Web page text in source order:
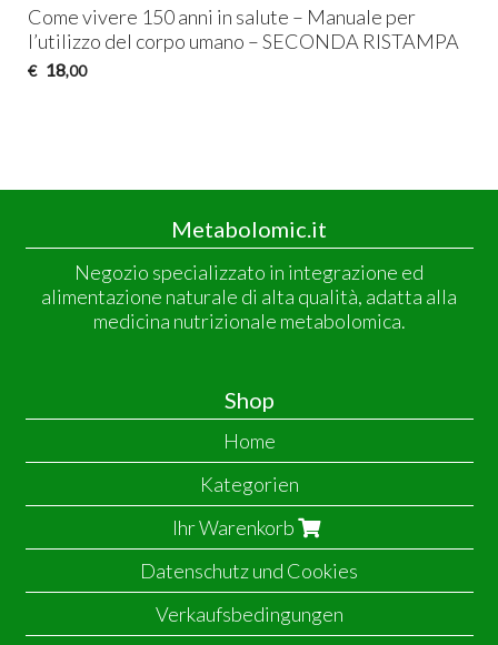
Come vivere 150 anni in salute – Manuale per
l’utilizzo del corpo umano –SECONDA RISTAMPA
€ 18,00
Metabolomic.it
Negozio specializzato in integrazione ed
alimentazione naturale di alta qualità, adatta alla
medicina nutrizionale metabolomica.
Shop
Home
Kategorien
Ihr Warenkorb
Datenschutz und Cookies
Verkaufsbedingungen